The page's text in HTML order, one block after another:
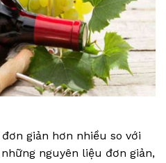
giản hơn nhiều so với
nguyên liệu đơn giản,